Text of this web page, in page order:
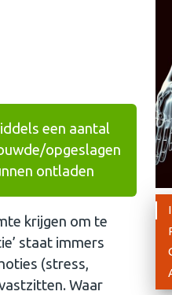
een aantal
opgeslagen
ontladen
krijgen om te
staat immers
(stress,
Waar